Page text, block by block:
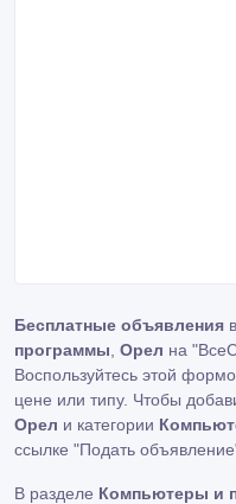
Бесплатные объявления
программы Орел на
Воспользуйтесь этой
цене или типу. Чтобы
Орел и категории
ссылке "Подать
В разделе Компьютеры и